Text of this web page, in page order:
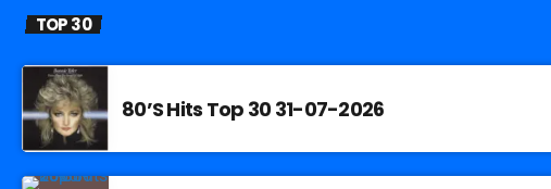
TOP 30
80’S Hits Top 30 31-07-2026